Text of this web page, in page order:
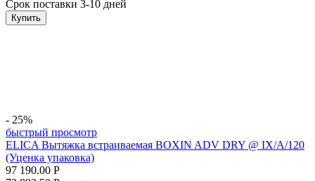
Срок поставки 3-10 дней
Купить
- 25%
быстрый просмотр
ELICA Вытяжка встраиваемая BOXIN ADV DRY @ IX/A/120
(Уценка упаковка)
97 190.00 Р